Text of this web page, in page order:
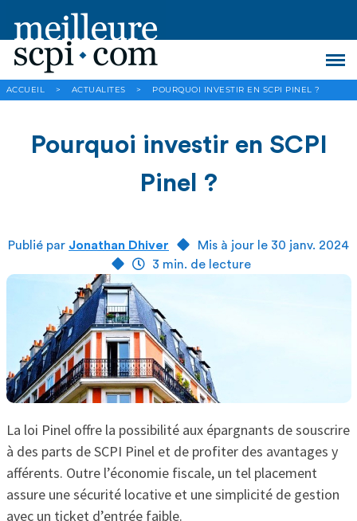
ACCUEIL > ACTUALITES > POURQUOI INVESTIR EN SCPI PINEL ?
Pourquoi investir en SCPI
Pinel ?
Publié par Jonathan Dhiver
Mis à jour le 30 janv. 2024
3 min. de lecture
La loi Pinel offre la possibilité aux épargnants de souscrire
à des parts de SCPI Pinel et de profiter des avantages y
afférents. Outre l’économie fiscale, un tel placement
assure une sécurité locative et une simplicité de gestion
avec un ticket d’entrée faible.